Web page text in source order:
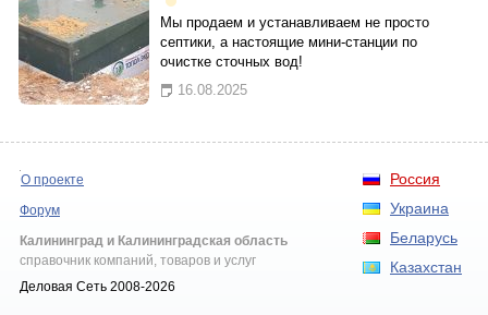
Мы продаем и устанавливаем не просто
септики, а настоящие мини-станции по
очистке сточных вод!
16.08.2025
Россия
Украина
Беларусь
Казахстан
О проекте
Форум
Калининград и Калининградская область
справочник компаний, товаров и услуг
Деловая Сеть 2008-2026